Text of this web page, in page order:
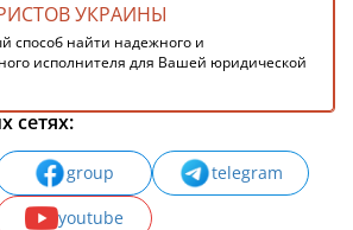
УКРАИНЫ
способ найти надежного и
исполнителя для Вашей юридической
сетях:
group
telegram
youtube